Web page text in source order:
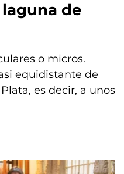
de
o micros.
equidistante de
es decir, a unos